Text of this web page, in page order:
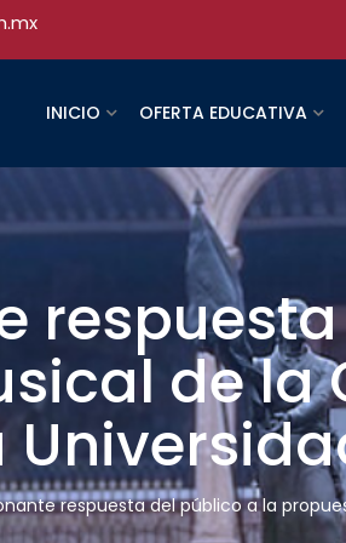
INICIO OFERTA EDUCATIVA
de la
respuesta del público a la